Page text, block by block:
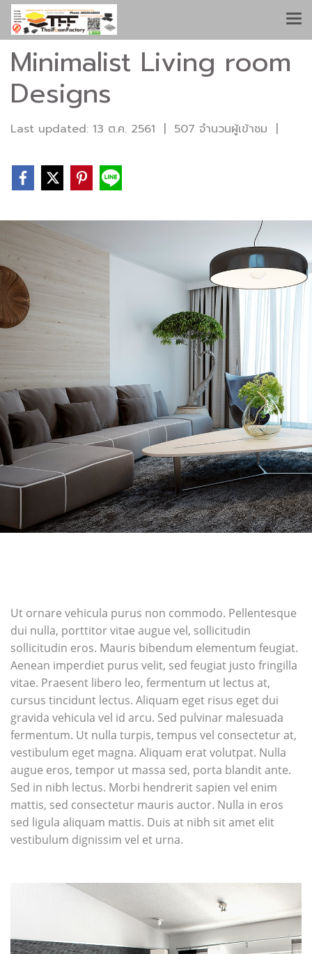
Minimalist Living room
Designs
Last updated: 13 ต.ค. 2561 | 507 จำนวนผู้เข้าชม |
Ut ornare vehicula purus non commodo. Pellentesque
dui nulla, porttitor vitae augue vel, sollicitudin
sollicitudin eros. Mauris bibendum elementum feugiat.
Aenean imperdiet purus velit, sed feugiat justo fringilla
vitae. Praesent libero leo, fermentum ut lectus at,
cursus tincidunt lectus. Aliquam eget risus eget dui
gravida vehicula vel id arcu. Sed pulvinar malesuada
fermentum. Ut nulla turpis, tempus vel consectetur at,
vestibulum eget magna. Aliquam erat volutpat. Nulla
augue eros, tempor ut massa sed, porta blandit ante.
Sed in nibh lectus. Morbi hendrerit sapien vel enim
mattis, sed consectetur mauris auctor. Nulla in eros
sed ligula aliquam mattis. Duis at nibh sit amet elit
vestibulum dignissim vel et urna.